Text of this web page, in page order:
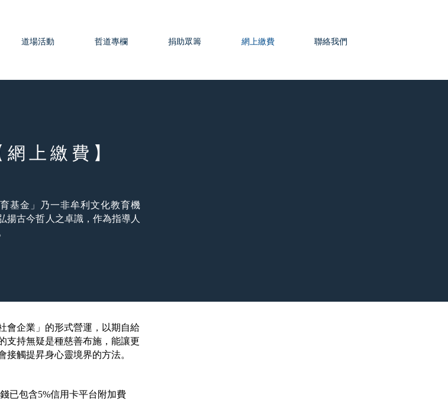
道場活動 哲道專欄 捐助眾籌 網上繳費 聯絡我們
網上繳費】
育基金」乃一非牟利文化教育機
揚古今哲人之卓識，作為指導人
會企業」的形式營運，以期自給
支持無疑是種慈善布施，能讓更
接觸提昇身心靈境界的方法。
已包含5%信用卡平台附加費